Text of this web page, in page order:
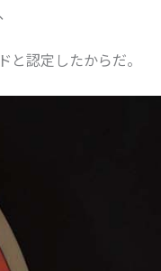
と認定したからだ。